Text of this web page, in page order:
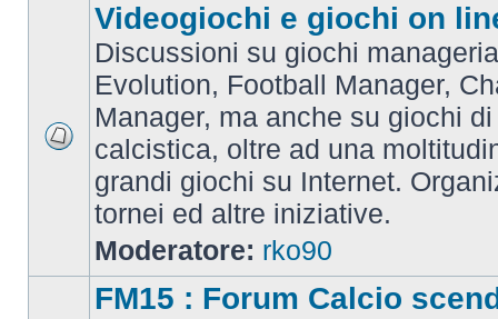
Videogiochi e giochi on
Discussioni su giochi
Evolution, Football Manager,
Manager, ma anche su giochi
calcistica, oltre ad una
grandi giochi su Internet.
tornei ed altre iniziative.
Moderatore: rko90
FM15 : Forum Calcio